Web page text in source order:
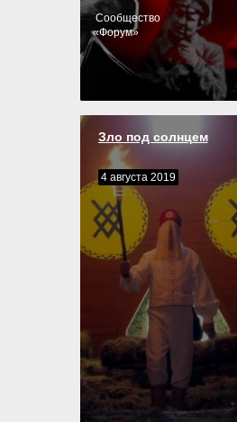
Cообщество
«Форум»
Зло под солнцем
4 августа 2019